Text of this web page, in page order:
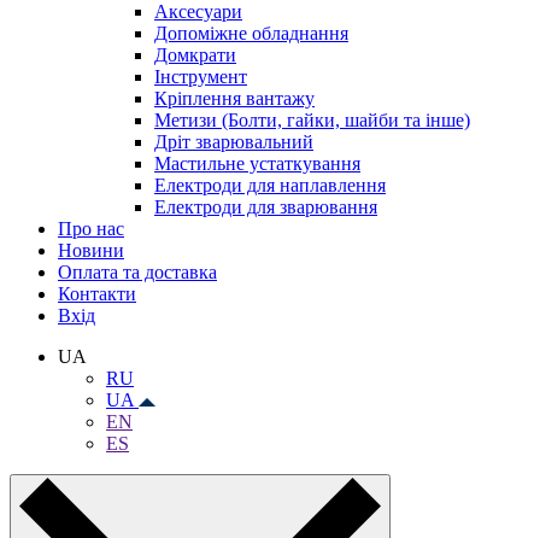
Аксесуари
Допоміжне обладнання
Домкрати
Інструмент
Кріплення вантажу
Метизи (Болти, гайки, шайби та інше)
Дріт зварювальний
Мастильне устаткування
Електроди для наплавлення
Електроди для зварювання
Про нас
Новини
Оплата та доставка
Контакти
Вхiд
UA
RU
UA
EN
ES